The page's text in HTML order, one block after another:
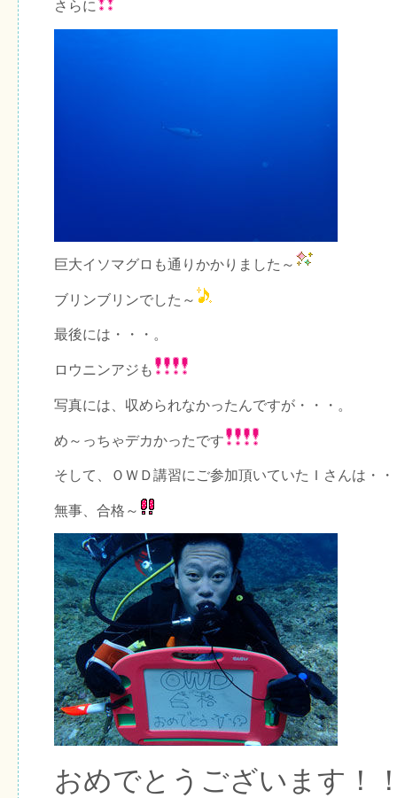
さらに
巨大イソマグロも通りかかりました～
ブリンブリンでした～
最後には・・・。
ロウニンアジも
写真には、収められなかったんですが・・・。
め～っちゃデカかったです
そして、ＯＷＤ講習にご参加頂いていたＩさんは・
無事、合格～
おめでとうございます！